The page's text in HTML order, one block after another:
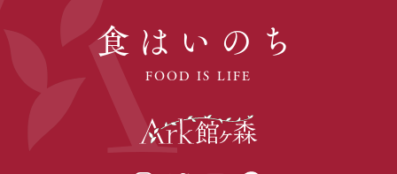
食はいのち
FOOD IS LIFE